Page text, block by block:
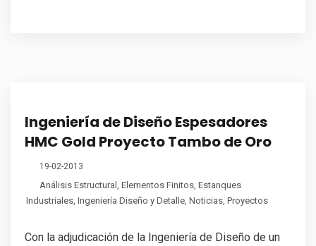
Ingeniería de Diseño Espesadores
HMC Gold Proyecto Tambo de Oro
19-02-2013
Análisis Estructural Elementos Finitos Estanques
Industriales Ingeniería Diseño y Detalle Noticias Proyectos
Con la adjudicación de la Ingeniería de Diseño de un